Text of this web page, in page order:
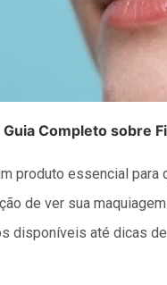
Guia Completo sobre
produto essencial
de ver sua
disponíveis até dicas